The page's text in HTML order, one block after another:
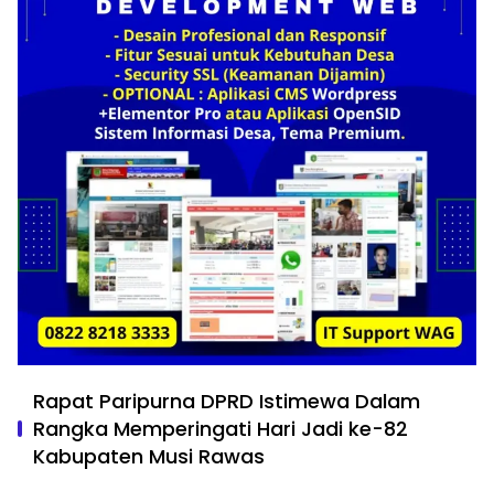
Rapat Paripurna DPRD Istimewa Dalam
Rangka Memperingati Hari Jadi ke-82
Kabupaten Musi Rawas